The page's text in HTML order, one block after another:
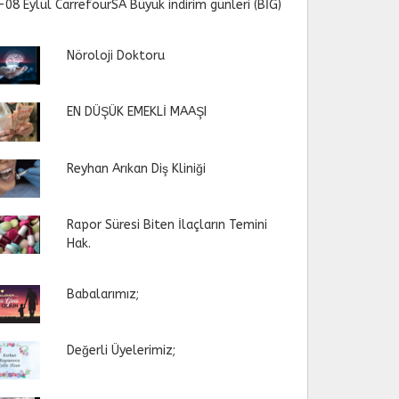
Eylül CarrefourSA Büyük indirim günleri (BİG)
Nöroloji Doktoru
EN DÜŞÜK EMEKLİ MAAŞI
Reyhan Arıkan Diş Kliniği
Rapor Süresi Biten İlaçların Temini
Hak.
Babalarımız;
Değerli Üyelerimiz;